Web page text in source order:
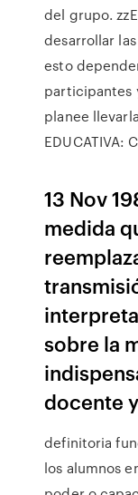
del grupo.
desarrollar
esto
participantes
planee
EDUCATIVA:
13 Nov
medida
sobre la
docente
definitoria
los alumnos